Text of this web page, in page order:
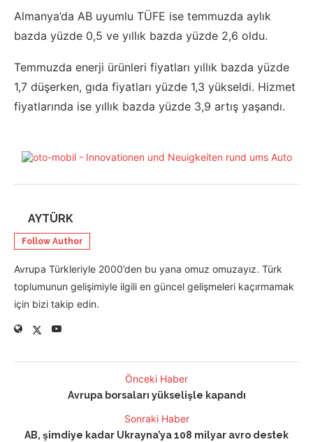
Almanya’da AB uyumlu TÜFE ise temmuzda aylık
bazda yüzde 0,5 ve yıllık bazda yüzde 2,6 oldu.
Temmuzda enerji ürünleri fiyatları yıllık bazda yüzde
1,7 düşerken, gıda fiyatları yüzde 1,3 yükseldi. Hizmet
fiyatlarında ise yıllık bazda yüzde 3,9 artış yaşandı.
AYTÜRK
Follow Author
Avrupa Türkleriyle 2000’den bu yana omuz omuzayız. Türk
toplumunun gelişimiyle ilgili en güncel gelişmeleri kaçırmamak
için bizi takip edin.
Önceki Haber
Avrupa borsaları yükselişle kapandı
Sonraki Haber
AB, şimdiye kadar Ukrayna’ya 108 milyar avro destek